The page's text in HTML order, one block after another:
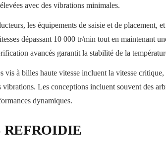
avec des vibrations minimales.
les équipements de saisie et de placement,
dépassant 10 000 tr/min tout en maintenant
avancés garantit la stabilité de la
vis à billes haute vitesse incluent la vitesse
Les conceptions incluent souvent des
dynamiques.